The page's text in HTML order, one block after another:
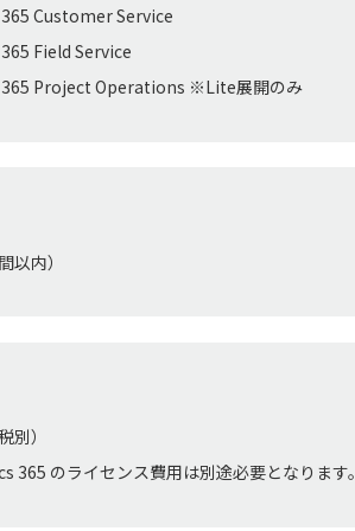
Customer Service
Field Service
365 Project Operations ※Lite展開のみ
以内）
別）
のライセンス費用は別途必要となります。